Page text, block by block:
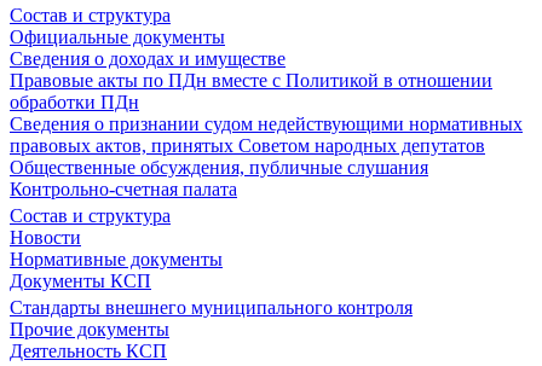
Состав и структура
Официальные документы
Сведения о доходах и имуществе
Правовые акты по ПДн вместе с Политикой в отношении
обработки ПДн
Сведения о признании судом недействующими нормативных
правовых актов, принятых Советом народных депутатов
Общественные обсуждения, публичные слушания
Контрольно-счетная палата
Состав и структура
Новости
Нормативные документы
Документы КСП
Стандарты внешнего муниципального контроля
Прочие документы
Деятельность КСП